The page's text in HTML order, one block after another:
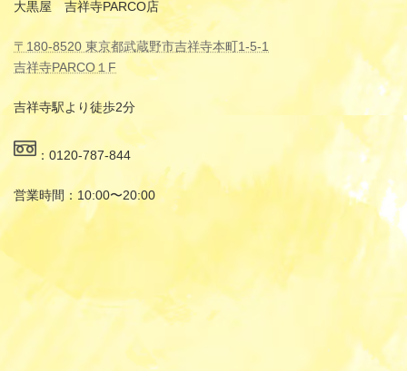
大黒屋 吉祥寺PARCO店
〒180-8520 東京都武蔵野市吉祥寺本町1-5-1
吉祥寺PARCO１F
吉祥寺駅より徒歩2分
：0120-787-844
営業時間：10:00〜20:00